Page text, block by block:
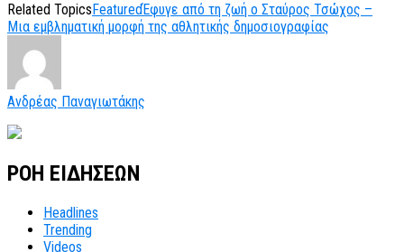
Related Topics FeaturedΈφυγε από τη ζωή ο Σταύρος Τσώχος –
Μια εμβληματική μορφή της αθλητικής δημοσιογραφίας
Ανδρέας Παναγιωτάκης
ΡΟΗ ΕΙΔΗΣΕΩΝ
Headlines
Trending
Videos